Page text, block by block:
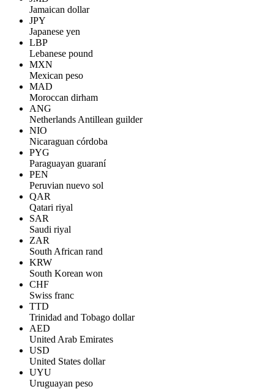
Jamaican dollar
JPY
Japanese yen
LBP
Lebanese pound
MXN
Mexican peso
MAD
Moroccan dirham
ANG
Netherlands Antillean guilder
NIO
Nicaraguan córdoba
PYG
Paraguayan guaraní
PEN
Peruvian nuevo sol
QAR
Qatari riyal
SAR
Saudi riyal
ZAR
South African rand
KRW
South Korean won
CHF
Swiss franc
TTD
Trinidad and Tobago dollar
AED
United Arab Emirates
USD
United States dollar
UYU
Uruguayan peso